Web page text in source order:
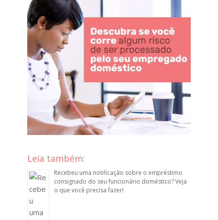
Leia também:
Recebeu uma notificação sobre o empréstimo
consignado do seu funcionário doméstico? Veja
o que você precisa fazer!